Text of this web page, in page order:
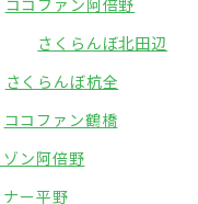
さくらんぼ北田辺
さくらんぼ杭全
ココファン鶴橋
ン阿倍野
ー平野